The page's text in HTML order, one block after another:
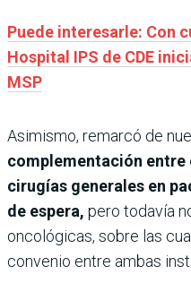
Puede interesarle: Con
Hospital IPS de CDE
MSP
Asimismo, remarcó de
complementación entre
cirugías generales en
de espera, pero todavía
oncológicas, sobre las
convenio entre ambas